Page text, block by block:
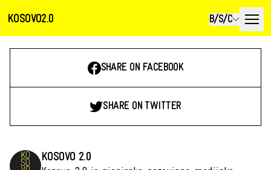
KOSOVO2.0 B/S/C
SHARE ON FACEBOOK
SHARE ON TWITTER
KOSOVO 2.0